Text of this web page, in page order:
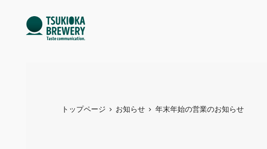
トップページ お知らせ 年末年始の営業のお知らせ